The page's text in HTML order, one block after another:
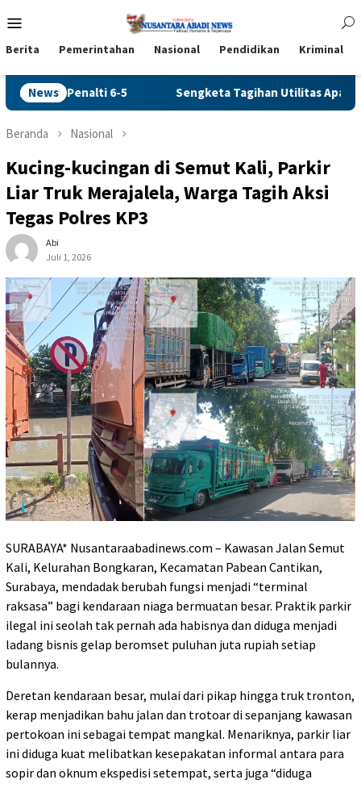
ke
Mobile
Berita Pemerintahan Nasional Pendidikan Kriminal
News
Tagihan Utilitas Apartemen Puncak Bukit Golf Surabaya
Beranda Nasional
Kucing-kucingan di Semut Kali, Parkir
Liar Truk Merajalela, Warga Tagih Aksi
Tegas Polres KP3
Abi
Juli 1, 2026
SURABAYA* Nusantaraabadinews.com – Kawasan Jalan Semut
Kali, Kelurahan Bongkaran, Kecamatan Pabean Cantikan,
Surabaya, mendadak berubah fungsi menjadi “terminal
raksasa” bagi kendaraan niaga bermuatan besar. Praktik parkir
ilegal ini seolah tak pernah ada habisnya dan diduga menjadi
ladang bisnis gelap beromset puluhan juta rupiah setiap
bulannya.
Deretan kendaraan besar, mulai dari pikap hingga truk tronton,
kerap menjadikan bahu jalan dan trotoar di sepanjang kawasan
pertokoan ini sebagai tempat mangkal. Menariknya, parkir liar
ini diduga kuat melibatkan kesepakatan informal antara para
sopir dan oknum ekspedisi setempat, serta juga “diduga